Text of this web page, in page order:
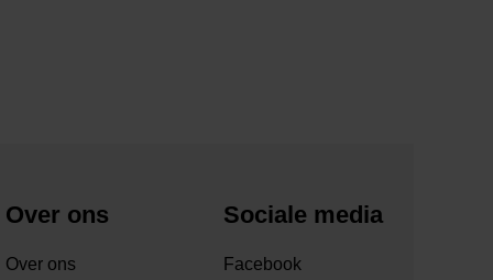
Over ons
Over ons
Sociale media
Facebook